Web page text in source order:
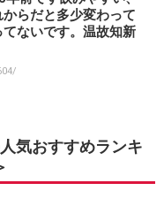
らだと多少変わって
ないです。温故知新
気おすすめランキ